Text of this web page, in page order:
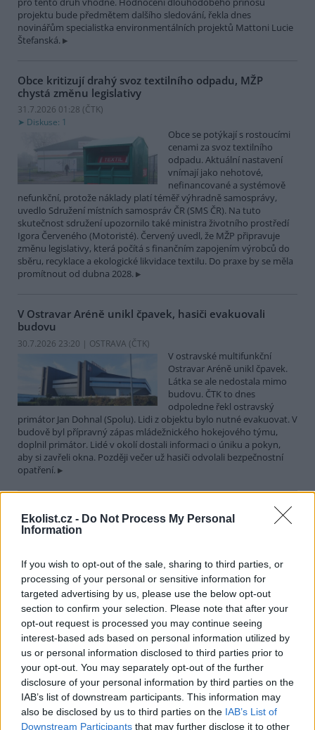
Ekolist.cz - Do Not Process My Personal
Information
If you wish to opt-out of the sale, sharing to third parties, or
processing of your personal or sensitive information for
targeted advertising by us, please use the below opt-out
section to confirm your selection. Please note that after your
opt-out request is processed you may continue seeing
interest-based ads based on personal information utilized by
us or personal information disclosed to third parties prior to
your opt-out. You may separately opt-out of the further
disclosure of your personal information by third parties on the
IAB’s list of downstream participants. This information may
also be disclosed by us to third parties on the IAB’s List of
Downstream Participants that may further disclose it to other
projektu bude předmětem dalšího sledování, řekla dnes
novinářům specialistka environmentálních projektů Mattoni Lucie
Štefanská.
Obce kritizují drahý svoz textilního odpadu, MŽP
chystá změnu legislativy
31.7.2026 01:28 (ČTK)
Diskuse: 1
Obce se potýkají s rostoucími
cenami za svoz textilního
odpadu. Aktuální nastavení
vnímají jako nehotové,
nefinancované a systémově
nefunkční, protože náklady platí téměř výhradně samosprávy,
uvedlo Sdružení místních samospráv ČR (SMS ČR). Na tuto
skutečnost sdružení upozornilo také ministra životního prostředí
Igora Červeného (Motoristé). Červený uvedl, že MŽP připravuje
změnu legislativy, která počítá s finančním zapojením výrobců do
sběru, recyklace a ekologické likvidace textilu. Do praxe by se měla
promítnout od dubna 2028.
V Ostravar Aréně unikl čpavek, hasiči evakuovali
budovu
30.7.2026 23:20 | OSTRAVA (ČTK)
V ostravské multifunkční
Ostravar Aréně unikl čpavek.
Látka se ale nedostala mimo
budovu. ČTK to dnes
odpoledne řekl ostravský
primátor Jan Dohnal (Spolu). Lidi z objektu bylo nutné evakuovat. V
budově byl přípravný zápas mládežnického hokejového týmu,
doplnil primátor. Lidé v okolí dostali informaci o úniku a pokyn,
aby si zavřeli okna. Později večer už hasiči odvolali bezpečnostní
opatření.
Města Hranice a Rögnitzlosau spojí projekt Společně za
vodu a klima. Pomůže mimo jiné i perlorodce říční
spolu s německým městem
Rögnitzlosau připravilo projekt
Společně za vodu a klima. Je
zaměřený na opatření k
udržení vody v krajině i v intravilánu města, ale i na osvětu mezi
veřejností a školními dětmi. Součástí projektu bude i obnova a
odbahnění rybníka Trojmezí, pod kterým žijí přísně chráněné
perlorodky říční, řekl starosta Hranic Daniel Mašlár (nez.). Na
prvním opatření se začne pracovat už letos na podzim a s
dokončením se počítá do konce roku 2027.
Letošní sucho už výrazně snížilo průtoky a hladiny